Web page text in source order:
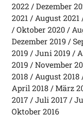
2022
Dezember
2021
August 2021
Oktober 2020
Dezember 2019
2019
Juni 2019
2019
November
2018
August 2018
April 2018
März
2017
Juli 2017
Oktober 2016